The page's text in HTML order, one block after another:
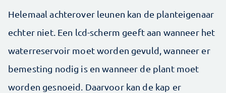
Helemaal achterover leunen kan de planteigenaar
echter niet. Een lcd-scherm geeft aan wanneer het
waterreservoir moet worden gevuld, wanneer er
bemesting nodig is en wanneer de plant moet
worden gesnoeid. Daarvoor kan de kap er